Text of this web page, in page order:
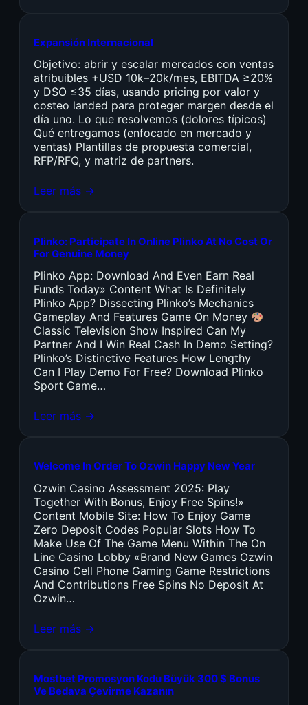
Expansión Internacional
Objetivo: abrir y escalar mercados con ventas
atribuibles +USD 10k–20k/mes, EBITDA ≥20%
y DSO ≤35 días, usando pricing por valor y
costeo landed para proteger margen desde el
día uno. Lo que resolvemos (dolores típicos)
Qué entregamos (enfocado en mercado y
ventas) Plantillas de propuesta comercial,
RFP/RFQ, y matriz de partners.
Leer más →
Plinko: Participate In Online Plinko At No Cost Or
For Genuine Money
Plinko App: Download And Even Earn Real
Funds Today» Content What Is Definitely
Plinko App? Dissecting Plinko’s Mechanics
Gameplay And Features Game On Money
Classic Television Show Inspired Can My
Partner And I Win Real Cash In Demo Setting?
Plinko’s Distinctive Features How Lengthy
Can I Play Demo For Free? Download Plinko
Sport Game…
Leer más →
Welcome In Order To Ozwin Happy New Year
Ozwin Casino Assessment 2025: Play
Together With Bonus, Enjoy Free Spins!»
Content Mobile Site: How To Enjoy Game
Zero Deposit Codes Popular Slots How To
Make Use Of The Game Menu Within The On
Line Casino Lobby «Brand New Games Ozwin
Casino Cell Phone Gaming Game Restrictions
And Contributions Free Spins No Deposit At
Ozwin…
Leer más →
Mostbet Promosyon Kodu Büyük 300 $ Bonus
Ve Bedava Çevirme Kazanın